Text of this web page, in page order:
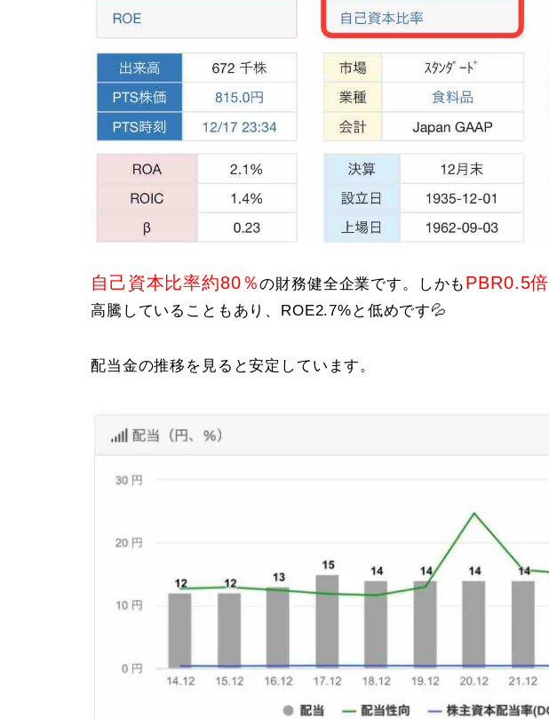
自己資本比率約80％の財務健全企業です。しかも PBR0.5倍
高騰していることもあり、ROE2.7%と低めです💦
配当金の推移を見ると安定しています。